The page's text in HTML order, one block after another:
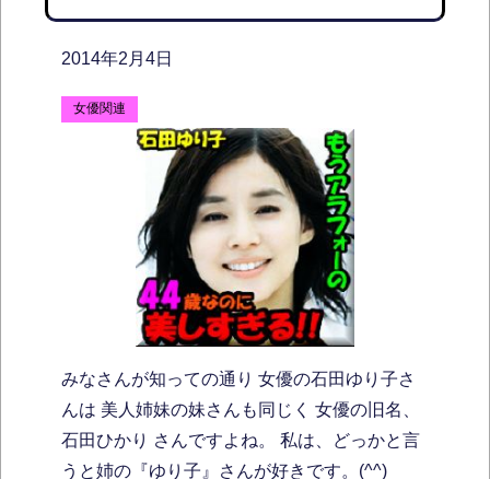
2014年2月4日
女優関連
みなさんが知っての通り 女優の石田ゆり子さ
んは 美人姉妹の妹さんも同じく 女優の旧名、
石田ひかり さんですよね。 私は、どっかと言
うと姉の『ゆり子』さんが好きです。(^^)